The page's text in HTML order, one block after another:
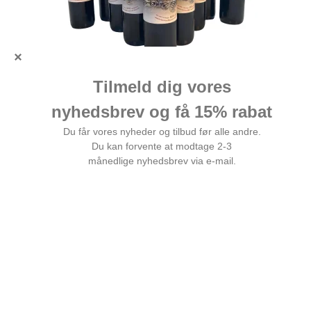
12 flasker La Flauta de Bartolo rødvin
1.000,00 DKK
Vis produkt